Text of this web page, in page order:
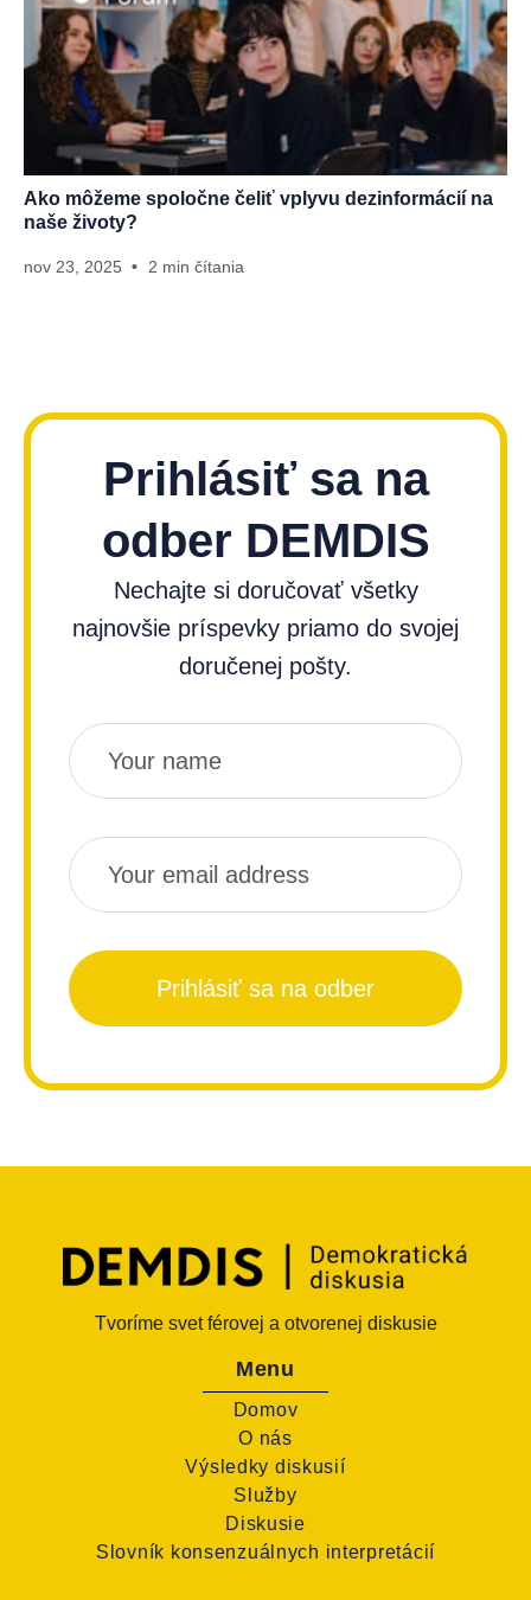
Ako môžeme spoločne čeliť vplyvu dezinformácií na
naše životy?
nov 23, 2025 2 min čítania
Prihlásiť sa na
odber DEMDIS
Nechajte si doručovať všetky
najnovšie príspevky priamo do svojej
doručenej pošty.
Názov
Email
Prihlásiť sa na odber
Tvoríme svet férovej a otvorenej diskusie
Menu
Domov
O nás
Výsledky diskusií
Služby
Diskusie
Slovník konsenzuálnych interpretácií